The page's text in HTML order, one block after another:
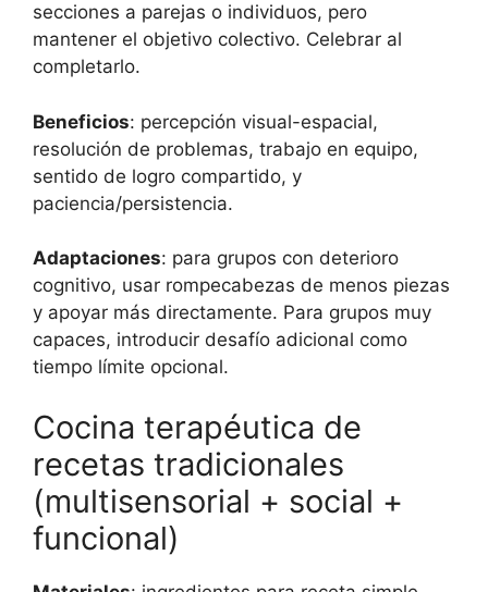
secciones a parejas o individuos, pero
mantener el objetivo colectivo. Celebrar al
completarlo.
Beneficios: percepción visual-espacial,
resolución de problemas, trabajo en equipo,
sentido de logro compartido, y
paciencia/persistencia.
Adaptaciones: para grupos con deterioro
cognitivo, usar rompecabezas de menos piezas
y apoyar más directamente. Para grupos muy
capaces, introducir desafío adicional como
tiempo límite opcional.
Cocina terapéutica de
recetas tradicionales
(multisensorial + social +
funcional)